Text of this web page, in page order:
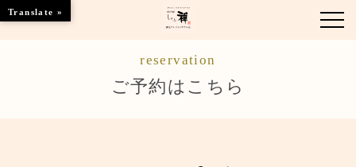
reservation
ご予約はこちら
Translate »